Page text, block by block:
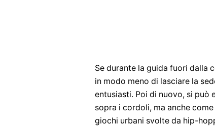
Se durante la guida fuori dalla
in modo meno di lasciare la
entusiasti. Poi di nuovo, si può
sopra i cordoli, ma anche
giochi urbani svolte da hip-